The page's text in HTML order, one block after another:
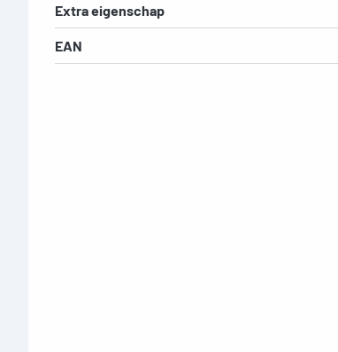
Extra eigenschap
EAN